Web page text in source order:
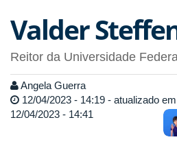
Valder
Reitor da Universidade
Angela Guerra
12/04/2023 - 14:19 - atualizado em
12/04/2023 - 14:41